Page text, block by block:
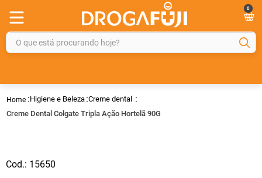
0
O que está procurando hoje?
Higiene e Beleza Creme dental
Creme Dental Colgate Tripla Ação Hortelã 90G
Cod.: 15650
2º
gelmax
5º
protetor solar